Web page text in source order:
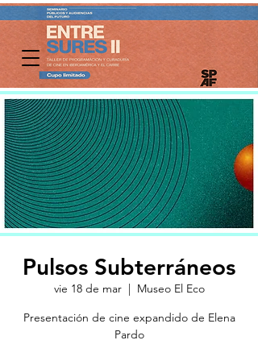
Pulsos Subterráneos
vie 18 de mar
  |
Museo El Eco
Presentación de cine expandido de Elena
Pardo